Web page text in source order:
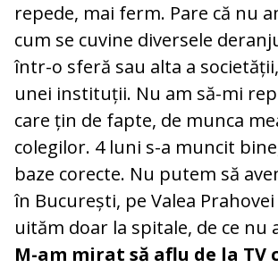
repede, mai ferm. Pare că nu
cum se cuvine diversele
într-o sferă sau alta a
unei instituții. Nu am să-mi
care țin de fapte, de munca
colegilor. 4 luni s-a muncit
baze corecte. Nu putem să
în București, pe Valea Prahovei
uităm doar la spitale, de ce nu
M-am mirat să aflu de la TV